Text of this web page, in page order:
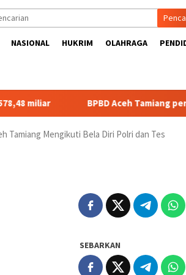
NASIONAL HUKRIM OLAHRAGA
BPBD Aceh Tamiang percepat
Tamiang Mengikuti Bela Diri Polri dan Tes
SEBARKAN